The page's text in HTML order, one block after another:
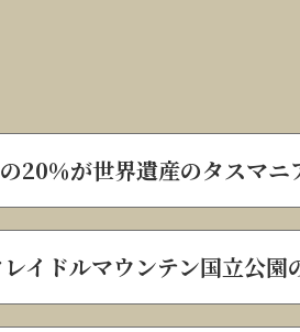
20％が世界遺産のタスマニ
レイドルマウンテン国立公園